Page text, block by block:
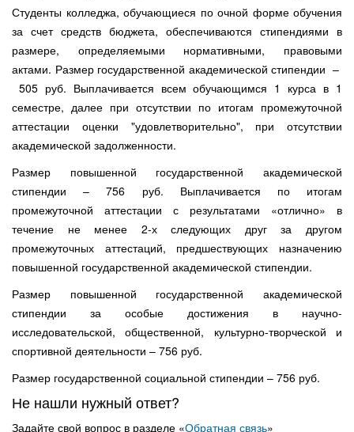
Студенты колледжа, обучающиеся по очной форме обучения
за счет средств бюджета, обеспечиваются стипендиями в
размере, определяемыми нормативными, правовыми
актами. Размер государственной академической стипендии –
505 руб. Выплачивается всем обучающимся 1 курса в 1
семестре, далее при отсутствии по итогам промежуточной
аттестации оценки "удовлетворительно", при отсутствии
академической задолженности.
Размер повышенной государственной академической
стипендии – 756 руб. Выплачивается по итогам
промежуточной аттестации с результатами «отлично» в
течение не менее 2-х следующих друг за другом
промежуточных аттестаций, предшествующих назначению
повышенной государственной академической стипендии.
Размер повышенной государственной академической
стипендии за особые достижения в научно-
исследовательской, общественной, культурно-творческой и
спортивной деятельности – 756 руб.
Размер государственной социальной стипендии – 756 руб.
Не нашли нужный ответ?
Задайте свой вопрос в разделе «Обратная связь»